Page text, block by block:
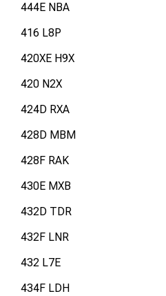
444E NBA
416 L8P
420XE H9X
420 N2X
424D RXA
428D MBM
428F RAK
430E MXB
432D TDR
432F LNR
432 L7E
434F LDH